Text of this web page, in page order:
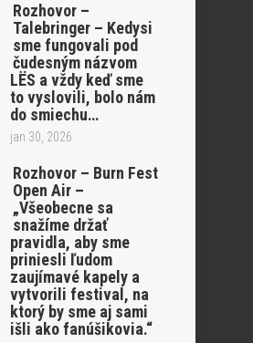
Rozhovor –
Talebringer – Kedysi
sme fungovali pod
čudesným názvom
LËS a vždy keď sme
to vyslovili, bolo nám
do smiechu…
jan 30, 2026
Rozhovor – Burn Fest
Open Air –
„Všeobecne sa
snažíme držať
pravidla, aby sme
priniesli ľudom
zaujímavé kapely a
vytvorili festival, na
ktorý by sme aj sami
išli ako fanúšikovia.“